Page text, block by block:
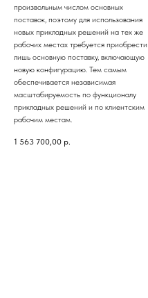
произвольным числом основных
поставок, поэтому для использования
новых прикладных решений на тех же
рабочих местах требуется приобрести
лишь основную поставку, включающую
новую конфигурацию. Тем самым
обеспечивается независимая
масштабируемость по функционалу
прикладных решений и по клиентским
рабочим местам.
1 563 700,00 р.